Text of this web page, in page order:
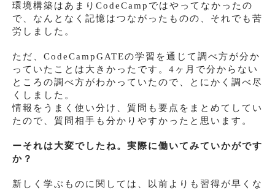
環境構築はあまりCodeCampではやってなかったの
で、なんとなく記憶はつながったものの、それでも苦
労しました。
ただ、CodeCampGATEの学習を通じて調べ方が分か
っていたことは大きかったです。4ヶ月で分からない
ところの調べ方がわかっていたので、とにかく調べ尽
くしました。
情報をうまく使い分け、質問も要点をまとめてしてい
たので、質問相手も分かりやすかったと思います。
ーそれは大変でしたね。実際に働いてみていかがです
か？
新しく学ぶものに関しては、以前よりも習得が早くな